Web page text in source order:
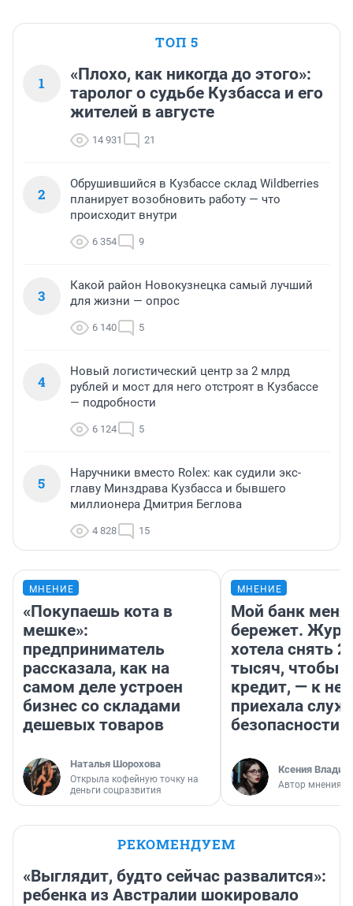
ТОП 5
1
«Плохо, как никогда до этого»:
таролог о судьбе Кузбасса и его
жителей в августе
14 931 21
2
Обрушившийся в Кузбассе склад Wildberries
планирует возобновить работу — что
происходит внутри
6 354 9
3
Какой район Новокузнецка самый лучший
для жизни — опрос
6 140 5
4
Новый логистический центр за 2 млрд
рублей и мост для него отстроят в Кузбассе
— подробности
6 124 5
5
Наручники вместо Rolex: как судили экс-
главу Минздрава Кузбасса и бывшего
миллионера Дмитрия Беглова
4 828 15
МНЕНИЕ
«Покупаешь кота в
мешке»:
предприниматель
рассказала, как на
самом деле устроен
бизнес со складами
дешевых товаров
Наталья Шорохова
Открыла кофейную точку на
деньги соцразвития
МНЕНИЕ
Мой банк меня
бережет.
хотела снять
тысяч, чтобы
кредит, — к
приехала
безопасности
Ксения
Автор мнения
РЕКОМЕНДУЕМ
«Выглядит, будто сейчас развалится»:
ребенка из Австралии шокировало